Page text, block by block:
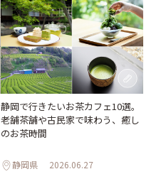
静岡で行きたいお茶カフェ10選。
老舗茶舗や古民家で味わう、癒し
のお茶時間
静岡県 2026.06.27